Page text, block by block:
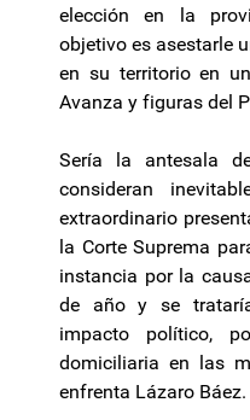
elección en la
objetivo es asestarle
en su territorio en
Avanza y figuras del
Sería la antesala
consideran
extraordinario
la Corte Suprema
instancia por la
de año y se
impacto político,
domiciliaria en las
enfrenta Lázaro Báez.